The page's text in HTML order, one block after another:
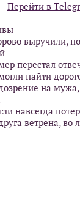
Перейти в
выручили,
перестал
найти
на
навсегда
ветрена,